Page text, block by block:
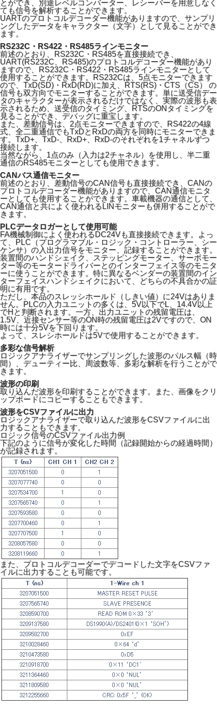
とができ、別途レベルコンバーター、レシーバーを用意しなく
ても信号を解析することができます。
UARTのプロトコルデコーダー機能がありますので、サンプリ
ングしたデータをキャラクター（文字）として見ることができ
ます。
RS232C・RS422・RS485ラインモニター
前述のとおり、RS232C・RS485を直接接続でき、
UART(RS232C、RS485)のプロトコルデコーダー機能があり
ますので、RS232C・RS422・RS485ラインモニターとして
使用することができます。RS232Cは、5点モニターできます
ので、TxD(SD)・RxD(RD)に加え、RTS(RS)・CTS（CS） の
信号も双方向でモニターすることができます。単に送受信デー
タのキャラクターが表示されるだけではなく、実際の波形も表
示されるため、送受信のタイミング、RTSのONタイミングを
見ることができ、デバッグに重宝します。
また、差動信号は、2点モニターできますので、RS422の4線
式、全二重通信でもTxDとRxDの両方を同時にモニターできま
す。TxD+、TxD-、RxD+、RxD-のそれぞれを1チャネルずつ
接続します。
当然ながら、1点のみ（入力は2チャネル）を使用し、半二重
通信のRS485モニターとしても使用できます。
CANバス通信モニター
前述のとおり、差動信号のCAN信号も直接接続でき、CANの
プロトコルデコーダー機能がありますので、CAN通信モニタ
ーとしても使用することができます。車載機器の通信として、
CAN通信と共によく使われるLINモニターも併用することがで
きます。
PLCデータロガーとして使用可能
FA機械制御によく使われるDC24Vも直接接続できます。よっ
て、PLC（プログラマブル・ロジック・コントローラー、シー
ケンサ）の入出力信号をモニター、記録することができます。
装置間のハンドシェイク、ステッピングモーター、サーボモー
ター等のモータードライバーとのインターフェイス等のモニタ
ーに使うことができます。特に異なるベンダーの装置間のイン
ターフェイスハンドシェイクにおいて、どちらの不具合かの証
明に有用です。
ただし、本品のスレッシホールド（しきい値）に24Vはありま
せん。PLCの入力ユニットの多くは、5V以下でL、14.4V以上
でHと判断されます。一方、出力ユニットの残留電圧は、
1.5V、近接センサー等のON時の残留電圧は2Vですので、ON
時には十分5Vを下回ります。
よって、スレシホールドは5Vで使用することができます。
多彩な信号解析
ロジックアナライザーでサンプリングした波形のパルス幅（時
間）、デューティー比、周波数等、多彩な解析を行うことがで
きます。
波形の印刷
取り込んだ波形を印刷することができます。また、画像をクリ
ップボードにコピーすることもできます。
波形をCSVファイルに出力
ロジックアナライザーで取り込んだ波形をCSVファイルに出
力することもできます。
ロジック信号のCSVファイル出力例
下記のように信号が変化した時間（記録開始からの経過時間）
が記録されます。
また、プロトコルデコーダーでデコードした文字をCSVファ
イルに出力することも可能です。